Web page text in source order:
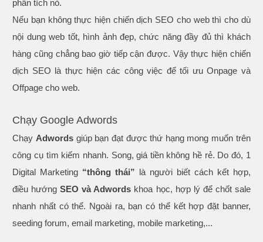
phân tích nó.
Nếu bạn không thực hiện chiến dịch SEO cho web thì cho dù
nội dung web tốt, hình ảnh đẹp, chức năng đầy đủ thì khách
hàng cũng chẳng bao giờ tiếp cận được. Vậy thực hiện chiến
dịch SEO là thực hiện các công việc để tối ưu Onpage và
Offpage cho web.
Chạy Google Adwords
Chạy Adwordsgiúp bạn đạt được thứ hạng mong muốn trên
công cụ tìm kiếm nhanh. Song, giá tiền không hề rẻ. Do đó, 1
Digital Marketing “thông thái” là người biết cách kết hợp,
điều hướngSEO và Adwords khoa học, hợp lý để chốt sale
nhanh nhất có thể. Ngoài ra, bạn có thể kết hợp đặt banner,
seeding forum, email marketing, mobile marketing,...